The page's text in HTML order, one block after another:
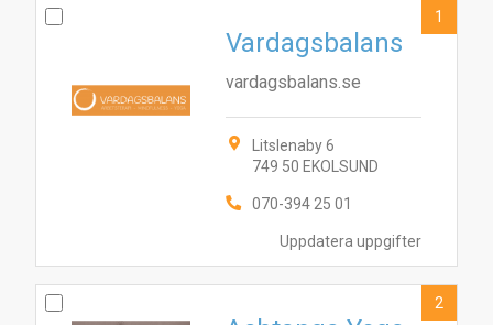
Uppdatera uppgifter
Vardagsbalans
vardagsbalans.se
Litslenaby 6
749 50 EKOLSUND
070-394 25 01
1
2